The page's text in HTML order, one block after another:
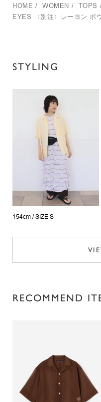
HOME / WOMEN / TOPS
EYES
〈別注〉レーヨン
STYLING
154cm / SIZE S
RECOMMEND